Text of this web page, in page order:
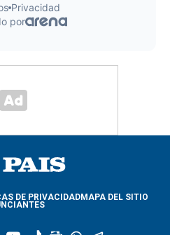
DE PRIVACIDADMAPA DEL SITIO